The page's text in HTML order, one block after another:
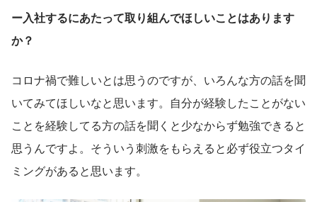
ー入社するにあたって取り組んでほしいことはあります
か？
コロナ禍で難しいとは思うのですが、いろんな方の話を聞
いてみてほしいなと思います。自分が経験したことがない
ことを経験してる方の話を聞くと少なからず勉強できると
思うんですよ。そういう刺激をもらえると必ず役立つタイ
ミングがあると思います。